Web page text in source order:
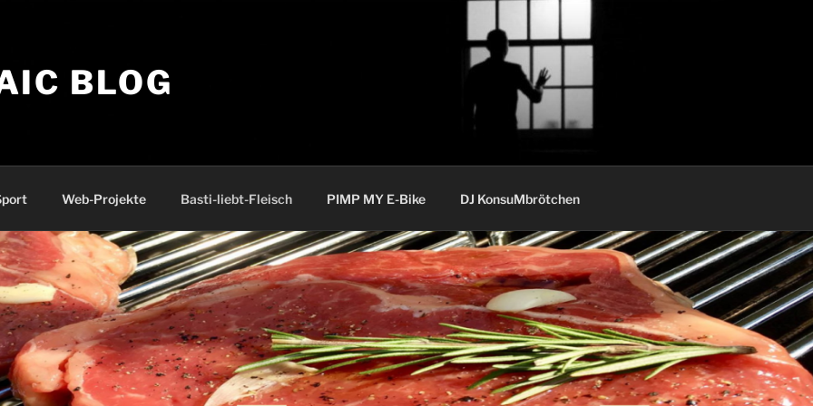
BLOG
Web-Projekte Basti-liebt-Fleisch PIMP MY E-Bike DJ KonsuMbrötchen